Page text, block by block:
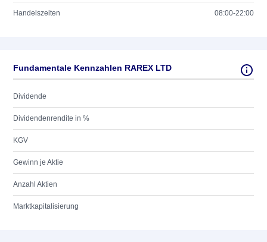
Handelszeiten 08:00-22:00
Fundamentale Kennzahlen RAREX LTD
Dividende
Dividendenrendite in %
KGV
Gewinn je Aktie
Anzahl Aktien
Marktkapitalisierung